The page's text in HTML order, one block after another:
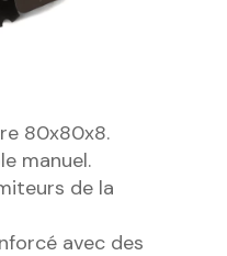
80x80x8.
manuel.
de la
avec des